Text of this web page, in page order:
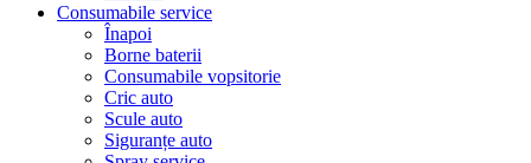
Consumabile service
Înapoi
Borne baterii
Consumabile vopsitorie
Cric auto
Scule auto
Siguranțe auto